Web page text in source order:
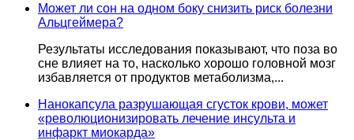
Может ли сон на одном боку снизить риск болезни
Альцгеймера?
Результаты исследования показывают, что поза во
сне влияет на то, насколько хорошо головной мозг
избавляется от продуктов метаболизма,...
Нанокапсула разрушающая сгусток крови, может
«революционизировать лечение инсульта и
инфаркт миокарда»